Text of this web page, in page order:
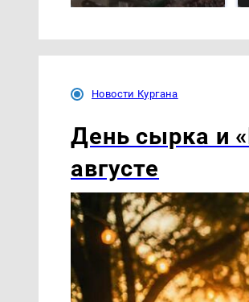
Новости Кургана
День сырка и
августе